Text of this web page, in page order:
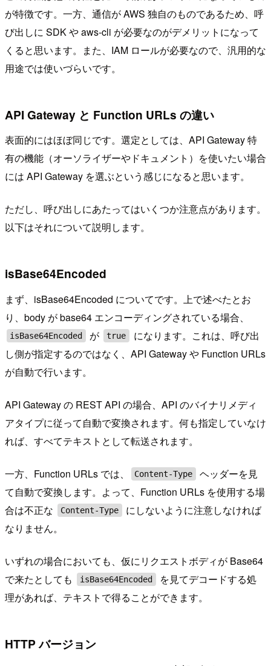
が特徴です。一方、通信が AWS 独自のものであるため、呼
び出しに SDK や aws-cli が必要なのがデメリットになって
くると思います。また、IAM ロールが必要なので、汎用的な
用途では使いづらいです。
API Gateway と Function URLs の違い
表面的にはほぼ同じです。選定としては、API Gateway 特
有の機能（オーソライザーやドキュメント）を使いたい場合
には API Gateway を選ぶという感じになると思います。
ただし、呼び出しにあたってはいくつか注意点があります。
以下はそれについて説明します。
isBase64Encoded
まず、isBase64Encoded についてです。上で述べたとお
り、body が base64 エンコーディングされている場合、
isBase64Encoded が true
になります。これは、呼び出
し側が指定するのではなく、API Gateway や Function URLs
が自動で行います。
API Gateway の REST API の場合、API のバイナリメディ
アタイプに従って自動で変換されます。何も指定していなけ
れば、すべてテキストとして転送されます。
一方、Function URLs では、 Content-Type
ヘッダーを見
て自動で変換します。よって、Function URLs を使用する場
合は不正な
Content-Type
にしないように注意しなければ
なりません。
いずれの場合においても、仮にリクエストボディが Base64
で来たとしても
isBase64Encoded
を見てデコードする処
理があれば、テキストで得ることができます。
HTTP バージョン